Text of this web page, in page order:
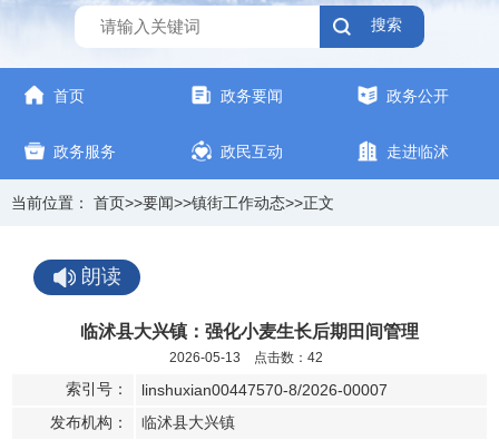
搜索
首页 政务要闻 政务公开
政务服务 政民互动 走进临沭
当前位置： 首页>>要闻>>镇街工作动态>>正文
朗读
临沭县大兴镇：强化小麦生长后期田间管理
2026-05-13 点击数： 42
索引号：
linshuxian00447570-8/2026-00007
发布机构：
临沭县大兴镇